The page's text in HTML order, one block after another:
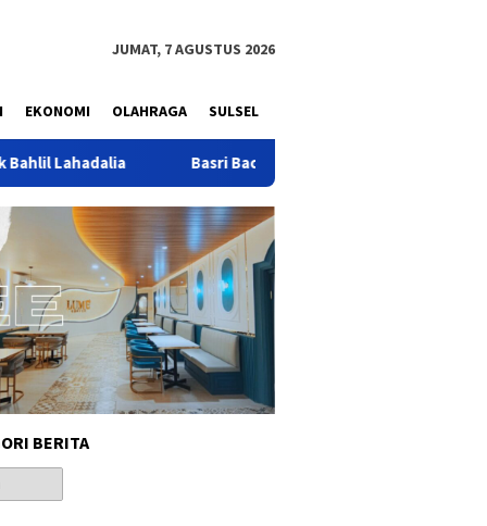
JUMAT, 7 AGUSTUS 2026
EKONOMI OLAHRAGA SULSEL
Basri Baco Ajak Ormas Hasta Karya Golkar Perkuat
BERITA